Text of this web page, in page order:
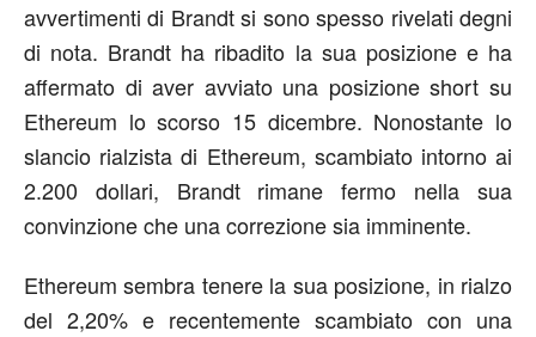
avvertimenti di Brandt si sono spesso rivelati degni
di nota. Brandt ha ribadito la sua posizione e ha
affermato di aver avviato una posizione short su
Ethereum lo scorso 15 dicembre. Nonostante lo
slancio rialzista di Ethereum, scambiato intorno ai
2.200 dollari, Brandt rimane fermo nella sua
convinzione che una correzione sia imminente.
Ethereum sembra tenere la sua posizione, in rialzo
del 2,20% e recentemente scambiato con una